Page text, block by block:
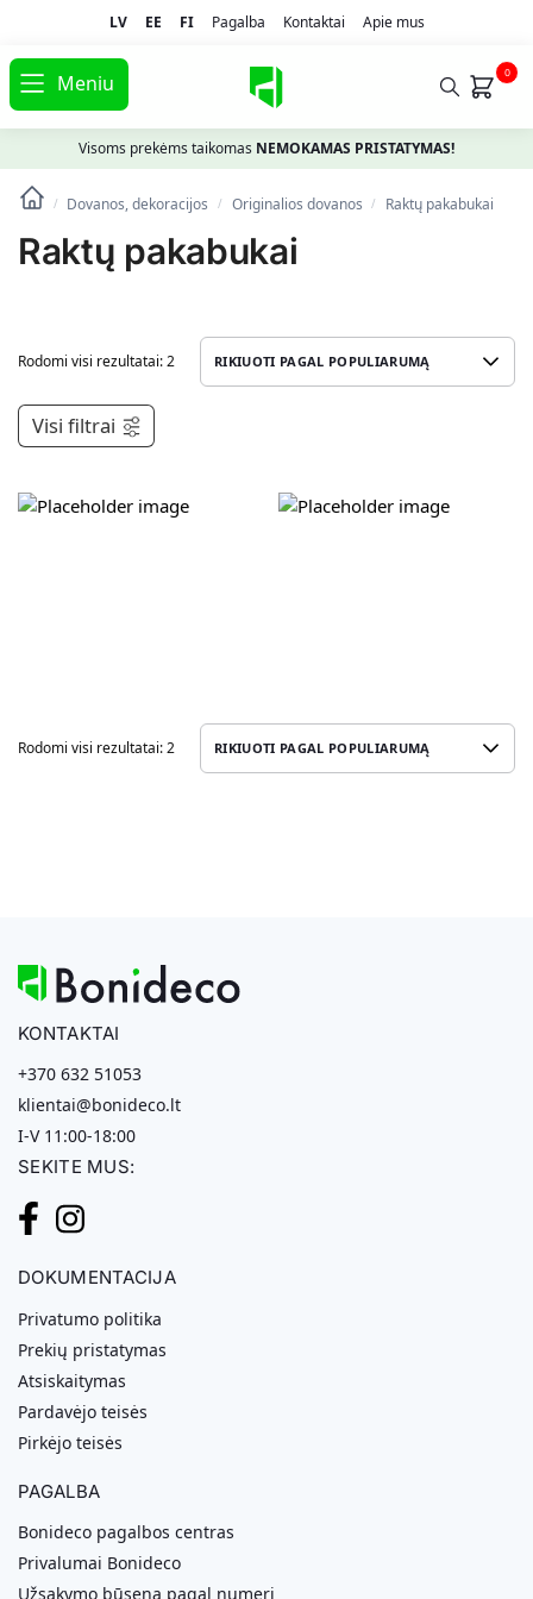
LV EE FI Pagalba Kontaktai Apie mus
Meniu 0
Visoms prekėms taikomas NEMOKAMAS PRISTATYMAS!
/ Dovanos, dekoracijos / Originalios dovanos / Raktų pakabukai
Raktų pakabukai
Rodomi visi rezultatai: 2
Visi filtrai
Rodomi visi rezultatai: 2
KONTAKTAI
+370 632 51053
klientai@bonideco.lt
I-V 11:00-18:00
SEKITE MUS:
DOKUMENTACIJA
Privatumo politika
Prekių pristatymas
Atsiskaitymas
Pardavėjo teisės
Pirkėjo teisės
PAGALBA
Bonideco pagalbos centras
Privalumai Bonideco
Užsakymo būsena pagal numerį